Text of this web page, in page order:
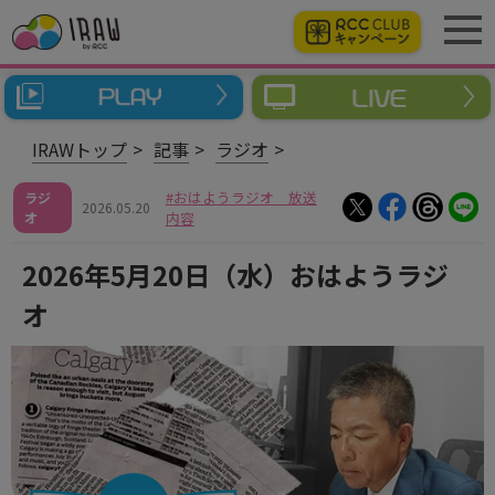
IRAWトップ 記事 ラジオ
ラジ
オ
2026.05.20
おはようラジオ 放送
内容
2026年5月20日（水）おはようラジ
オ